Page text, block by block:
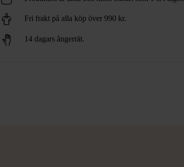
Fri frakt på alla köp över 990 kr.
14 dagars ångerrät.